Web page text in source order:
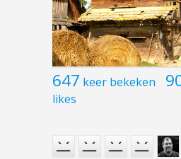
647 keer bekeken
likes